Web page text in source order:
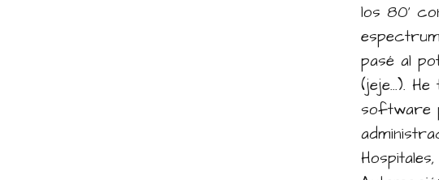
los 80'
pasé al
(jeje...).
software